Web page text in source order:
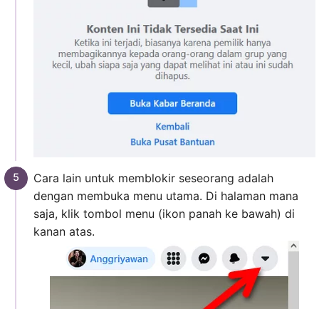
Cara lain untuk memblokir seseorang adalah
dengan membuka menu utama. Di halaman mana
saja, klik tombol menu (ikon panah ke bawah) di
kanan atas.